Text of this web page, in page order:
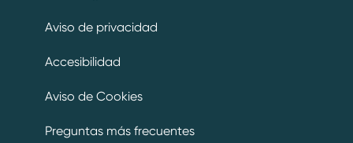
Aviso de privacidad
Preferencias de cookies
Accesibilidad
Aviso de Cookies